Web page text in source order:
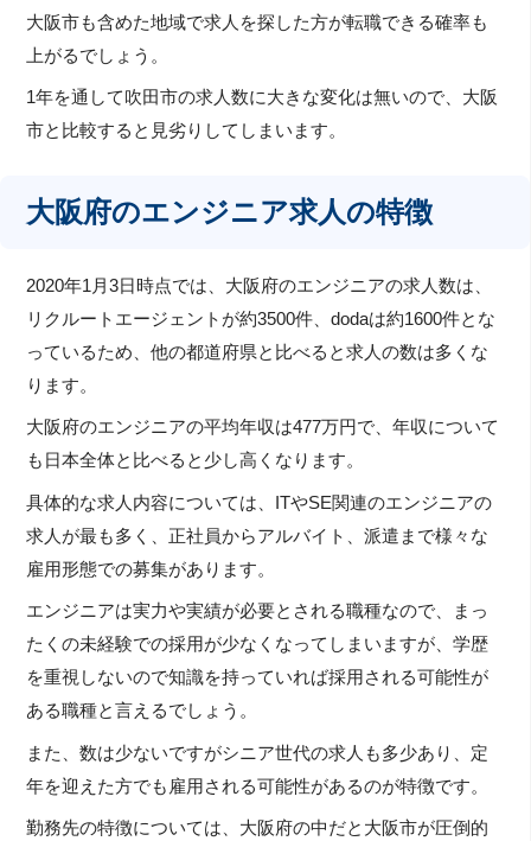
大阪市も含めた地域で求人を探した方が転職できる確率も
上がるでしょう。
1年を通して吹田市の求人数に大きな変化は無いので、大阪
市と比較すると見劣りしてしまいます。
大阪府のエンジニア求人の特徴
2020年1月3日時点では、大阪府のエンジニアの求人数は、
リクルートエージェントが約3500件、dodaは約1600件とな
っているため、他の都道府県と比べると求人の数は多くな
ります。
大阪府のエンジニアの平均年収は477万円で、年収について
も日本全体と比べると少し高くなります。
具体的な求人内容については、ITやSE関連のエンジニアの
求人が最も多く、正社員からアルバイト、派遣まで様々な
雇用形態での募集があります。
エンジニアは実力や実績が必要とされる職種なので、まっ
たくの未経験での採用が少なくなってしまいますが、学歴
を重視しないので知識を持っていれば採用される可能性が
ある職種と言えるでしょう。
また、数は少ないですがシニア世代の求人も多少あり、定
年を迎えた方でも雇用される可能性があるのが特徴です。
勤務先の特徴については、大阪府の中だと大阪市が圧倒的